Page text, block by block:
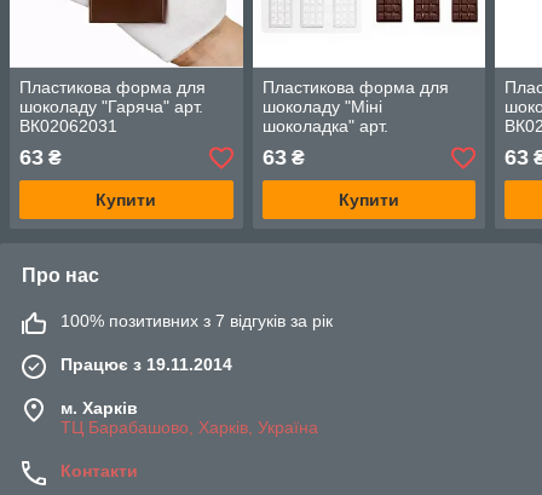
Пластикова форма для
шоколаду "Гаряча" арт.
ВК02062031
63 ₴
Купити
Пластикова форма для
шоколаду "Міні
шоколадка" арт.
ВК02062039
63₴
Купити
63
Про нас
100% позитивних з 7 відгуків за рік
Працює з 19.11.2014
м. Харків
ТЦ Барабашово, Харків, Україна
Контакти